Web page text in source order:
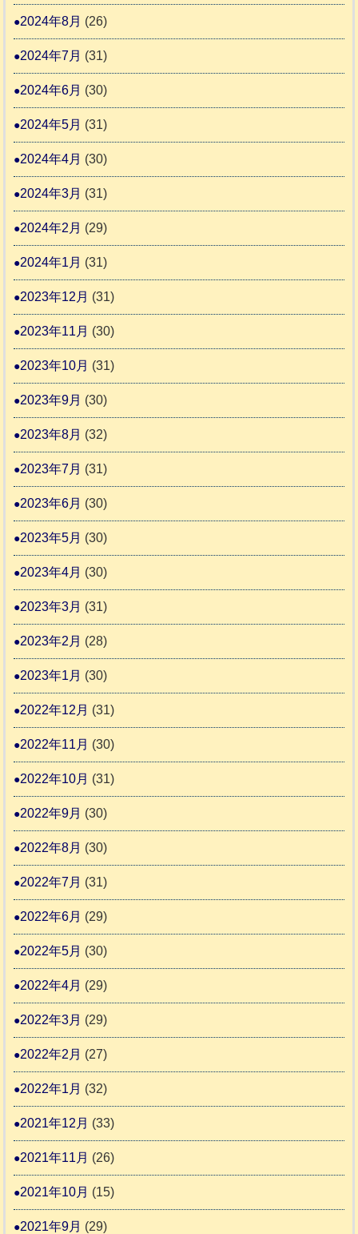
2024年8月 (26)
2024年7月 (31)
2024年6月 (30)
2024年5月 (31)
2024年4月 (30)
2024年3月 (31)
2024年2月 (29)
2024年1月 (31)
2023年12月 (31)
2023年11月 (30)
2023年10月 (31)
2023年9月 (30)
2023年8月 (32)
2023年7月 (31)
2023年6月 (30)
2023年5月 (30)
2023年4月 (30)
2023年3月 (31)
2023年2月 (28)
2023年1月 (30)
2022年12月 (31)
2022年11月 (30)
2022年10月 (31)
2022年9月 (30)
2022年8月 (30)
2022年7月 (31)
2022年6月 (29)
2022年5月 (30)
2022年4月 (29)
2022年3月 (29)
2022年2月 (27)
2022年1月 (32)
2021年12月 (33)
2021年11月 (26)
2021年10月 (15)
2021年9月 (29)